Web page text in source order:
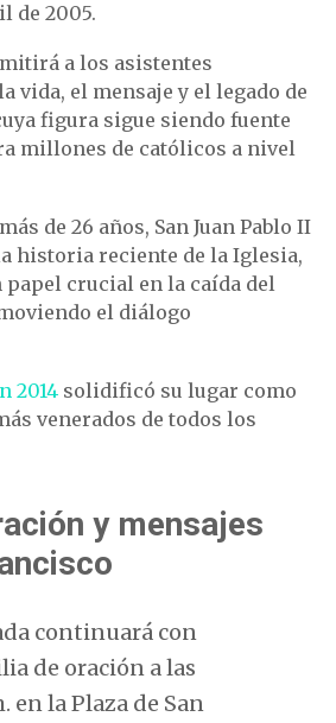
de 2005.
a los asistentes
vida, el mensaje y el legado de
figura sigue siendo fuente
millones de católicos a nivel
de 26 años, San Juan Pablo II
historia reciente de la Iglesia,
papel crucial en la caída del
el diálogo
2014 solidificó su lugar como
venerados de todos los
y mensajes
continuará con
de oración a las
en la Plaza de San